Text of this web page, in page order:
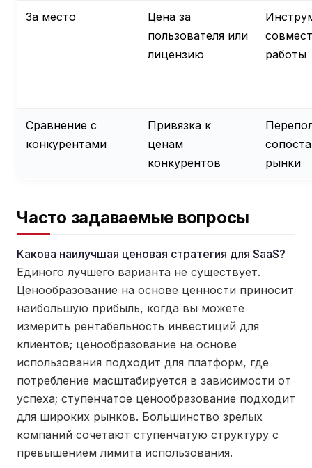
За место
Цена за
пользователя или
лицензию
работы
Сравнение с
конкурентами
Привязка к
ценам
конкурентов
рынки
Часто задаваемые вопросы
Какова наилучшая ценовая стратегия для SaaS?
Единого лучшего варианта не существует.
Ценообразование на основе ценности приносит
наибольшую прибыль, когда вы можете
измерить рентабельность инвестиций для
клиентов; ценообразование на основе
использования подходит для платформ, где
потребление масштабируется в зависимости от
успеха; ступенчатое ценообразование подходит
для широких рынков. Большинство зрелых
компаний сочетают ступенчатую структуру с
превышением лимита использования.